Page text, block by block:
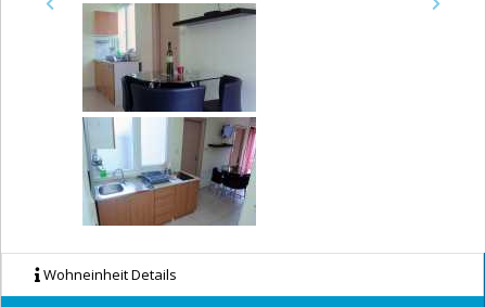
Previous Next
Wohneinheit Details